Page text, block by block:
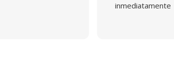
inmediatamente